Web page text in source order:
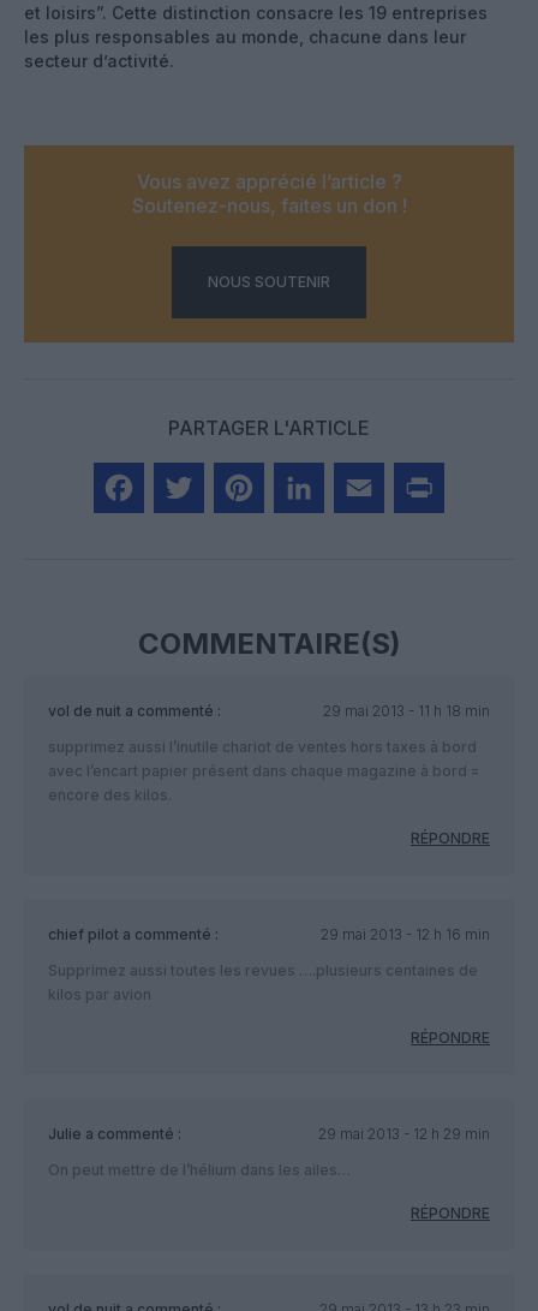
et loisirs”. Cette distinction consacre les 19 entreprises
les plus responsables au monde, chacune dans leur
secteur d’activité.
Vous avez apprécié l’article ?
Soutenez-nous, faites un don !
NOUS SOUTENIR
PARTAGER L'ARTICLE
COMMENTAIRE(S)
vol de nuit a commenté :
29 mai 2013 - 11 h 18 min
supprimez aussi l’inutile chariot de ventes hors taxes à bord
avec l’encart papier présent dans chaque magazine à bord =
encore des kilos.
RÉPONDRE
chief pilot a commenté :
29 mai 2013 - 12 h 16 min
Supprimez aussi toutes les revues ….plusieurs centaines de
kilos par avion
RÉPONDRE
Julie a commenté :
29 mai 2013 - 12 h 29 min
On peut mettre de l’hélium dans les ailes…
RÉPONDRE